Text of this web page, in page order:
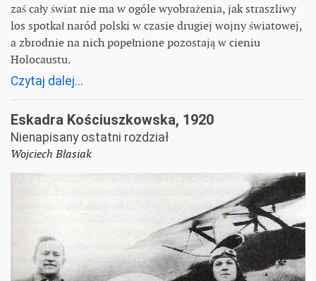
zaś cały świat nie ma w ogóle wyobrażenia, jak straszliwy
los spotkał naród polski w czasie drugiej wojny światowej,
a zbrodnie na nich popełnione pozostają w cieniu
Holocaustu.
Czytaj dalej...
Eskadra Kościuszkowska, 1920
Nienapisany ostatni rozdział
Wojciech Błasiak